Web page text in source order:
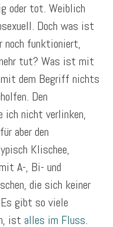
oder tot. Weiblich
Doch was ist
noch funktioniert,
tut? Was ist mit
mit dem Begriff nichts
Den
ich nicht verlinken,
aber den
Klischee,
A-, Bi- und
die sich keiner
Es gibt so viele
istalles im Fluss.